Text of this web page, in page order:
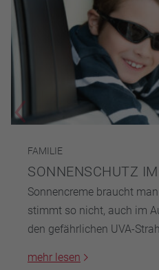
FAMILIE
SONNENSCHUTZ
Sonnencreme braucht
stimmt so nicht, auch im
den gefährlichen UVA-
mehr lesen